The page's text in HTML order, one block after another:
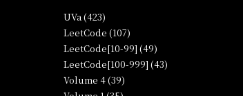
UVa (423)
LeetCode (107)
LeetCode[10-99] (49)
LeetCode[100-999] (43)
Volume 4 (39)